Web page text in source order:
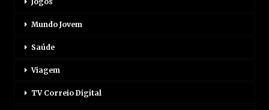
Mundo Jovem
Saúde
Viagem
TV Correio Digital